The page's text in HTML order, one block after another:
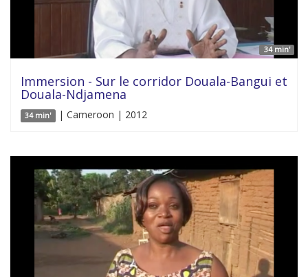
34 min'
Immersion - Sur le corridor Douala-Bangui et
Douala-Ndjamena
34 min' | Cameroon | 2012